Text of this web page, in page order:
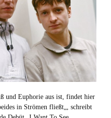
und Euphorie aus ist, findet hier
in Strömen fließt„, schreibt